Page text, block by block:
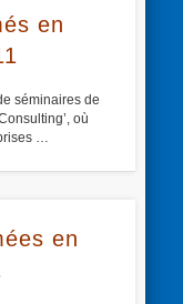
en
séminaires de
où
…
en